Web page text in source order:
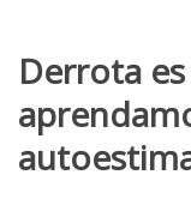
Derrota